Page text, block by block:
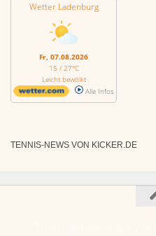
Wetter Ladenburg
Fr, 07.08.2026
15 / 27°C
Leicht bewölkt
Alle Infos
TENNIS-NEWS VON KICKER.DE